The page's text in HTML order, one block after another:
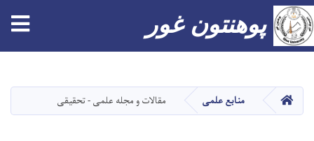
main
content
پوهنتون غور
صفحه اصلیمنابع علمی مقالات و مجله علمی - تحقیقی